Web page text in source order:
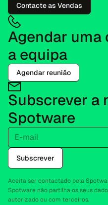
Contacte as Vendas
Agendar uma
a equipa
Agendar reunião
Subscrever a
Spotware
E-mail
Subscrever
Aceita ser contactado pela
Spotware não partilha os seus
autorizado ou com terceiros.